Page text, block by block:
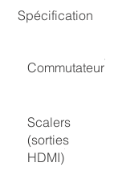
Spécification
Commutateur
Scalers
(sorties
HDMI)